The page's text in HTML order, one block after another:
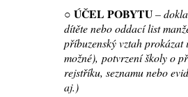
○ ÚČEL POBYTU–
dítěte nebo oddací list
příbuzenský vztah
možné), potvrzení školy o
rejstříku, seznamu nebo
aj.)